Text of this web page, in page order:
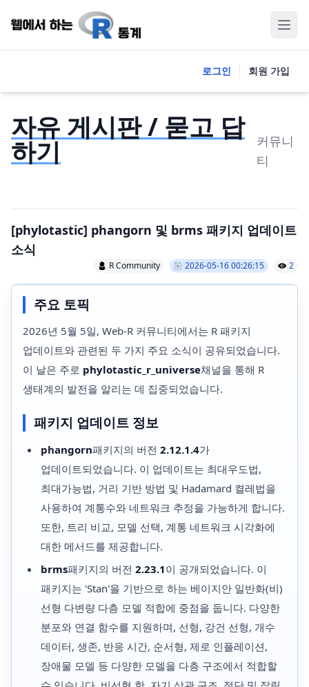
로그인 회원 가입
자유 게시판 / 묻고 답
하기
커뮤니
티
[phylotastic] phangorn 및 brms 패키지 업데이트
소식
R Community 2026-05-16 00:26:15 2
주요 토픽
2026년 5월 5일, Web-R 커뮤니티에서는 R 패키지
업데이트와 관련된 두 가지 주요 소식이 공유되었습니다.
이 날은 주로 phylotastic_r_universe채널을 통해 R
생태계의 발전을 알리는 데 집중되었습니다.
패키지 업데이트 정보
phangorn패키지의 버전 2.12.1.4가
업데이트되었습니다. 이 업데이트는 최대우도법,
최대가능법, 거리 기반 방법 및 Hadamard 켤레법을
사용하여 계통수와 네트워크 추정을 가능하게 합니다.
또한, 트리 비교, 모델 선택, 계통 네트워크 시각화에
대한 메서드를 제공합니다.
brms패키지의 버전 2.23.1이 공개되었습니다. 이
패키지는 'Stan'을 기반으로 하는 베이지안 일반화(비)
선형 다변량 다층 모델 적합에 중점을 둡니다. 다양한
분포와 연결 함수를 지원하며, 선형, 강건 선형, 개수
데이터, 생존, 반응 시간, 순서형, 제로 인플레이션,
장애물 모델 등 다양한 모델을 다층 구조에서 적합할